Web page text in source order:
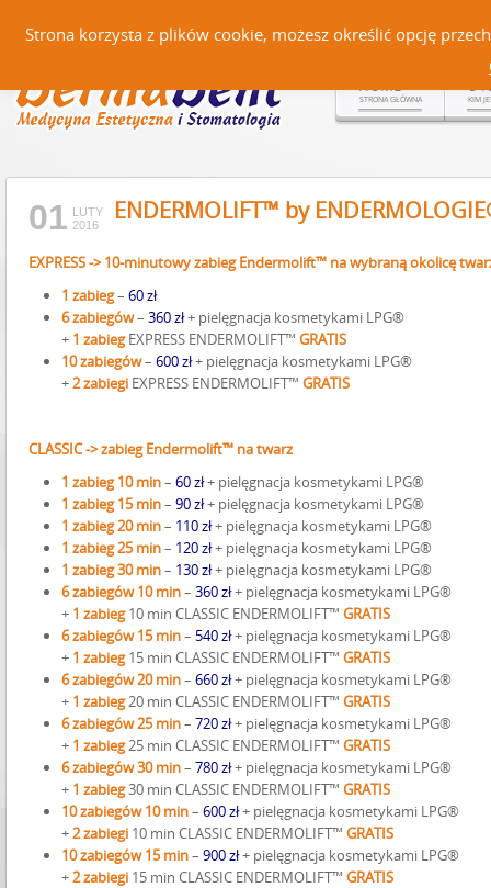
HOME
STRONA GŁÓWNA
O
KIM
01 LUTY
2016
ENDERMOLIFT™ by
EXPRESS -> 10-minutowy zabieg Endermolift™ na wybraną okolicę
1 zabieg– 60 zł
6 zabiegów– 360 zł+ pielęgnacja kosmetykami LPG®
+ 1 zabiegEXPRESS ENDERMOLIFT™ GRATIS
10 zabiegów– 600 zł+ pielęgnacja kosmetykami LPG®
+2 zabiegi EXPRESS ENDERMOLIFT™ GRATIS
CLASSIC -> zabieg Endermolift™ na twarz
1 zabieg 10 min– 60 zł+ pielęgnacja kosmetykami LPG®
1 zabieg 15 min– 90 zł+ pielęgnacja kosmetykami LPG®
1 zabieg 20 min– 110 zł+ pielęgnacja kosmetykami LPG®
1 zabieg 25 min– 120 zł+ pielęgnacja kosmetykami LPG®
1 zabieg 30 min– 130 zł+ pielęgnacja kosmetykami LPG®
6 zabiegów 10 min– 360 zł+ pielęgnacja kosmetykami LPG®
+ 1 zabieg10 min CLASSIC ENDERMOLIFT™ GRATIS
6 zabiegów 15 min– 540 zł+ pielęgnacja kosmetykami LPG®
+ 1 zabieg15 min CLASSIC ENDERMOLIFT™ GRATIS
6 zabiegów 20 min– 660 zł+ pielęgnacja kosmetykami LPG®
+ 1 zabieg20 min CLASSIC ENDERMOLIFT™ GRATIS
6 zabiegów 25 min– 720 zł+ pielęgnacja kosmetykami LPG®
+ 1 zabieg25 min CLASSIC ENDERMOLIFT™ GRATIS
6 zabiegów 30 min– 780 zł+ pielęgnacja kosmetykami LPG®
+ 1 zabieg30 min CLASSIC ENDERMOLIFT™ GRATIS
10 zabiegów 10 min– 600 zł+ pielęgnacja kosmetykami LPG®
+2 zabiegi 10 min CLASSIC ENDERMOLIFT™ GRATIS
10 zabiegów 15 min– 900 zł+ pielęgnacja kosmetykami LPG®
+2 zabiegi 15 min CLASSIC ENDERMOLIFT™ GRATIS
Strona korzysta z plików cookie, możesz określić opcję